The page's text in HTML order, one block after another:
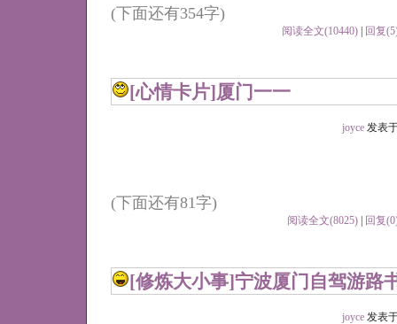
(下面还有354字)
阅读全文(10440) 回复
[心情卡片]厦门一一
joyce 发表
(下面还有81字)
阅读全文(8025) 回复
[修炼大小事]宁波厦门自驾游路
joyce 发表